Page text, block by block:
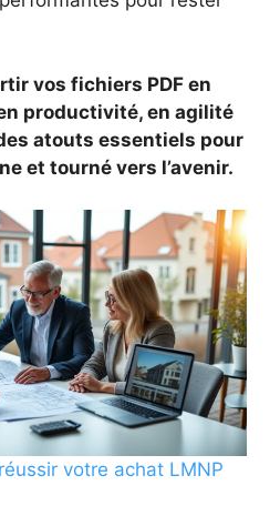
vos fichiers PDF en
productivité, en agilité
atouts essentiels pour
et tourné vers l’avenir.
votre achat LMNP